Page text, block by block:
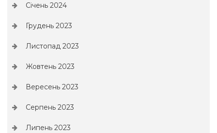
Січень 2024
Грудень 2023
Листопад 2023
Жовтень 2023
Вересень 2023
Серпень 2023
Липень 2023